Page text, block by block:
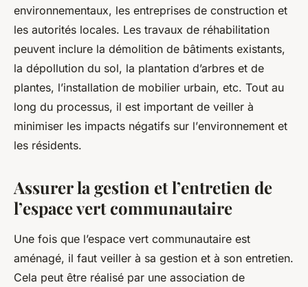
environnementaux, les entreprises de construction et
les autorités locales. Les travaux de réhabilitation
peuvent inclure la démolition de bâtiments existants,
la dépollution du sol, la plantation d’arbres et de
plantes, l’installation de mobilier urbain, etc. Tout au
long du processus, il est important de veiller à
minimiser les impacts négatifs sur l’environnement et
les résidents.
Assurer la gestion et l’entretien de
l’espace vert communautaire
Une fois que l’espace vert communautaire est
aménagé, il faut veiller à sa gestion et à son entretien.
Cela peut être réalisé par une association de